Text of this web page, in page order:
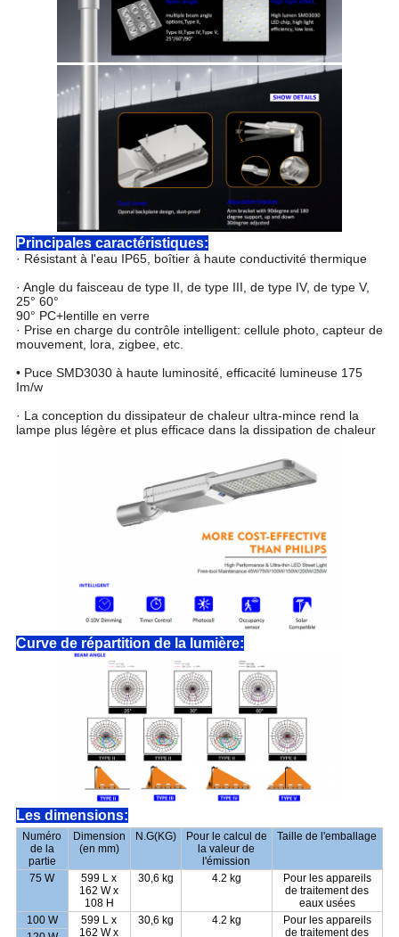
Principales caractéristiques:
· Résistant à l'eau IP65, boîtier à haute conductivité thermique
· Angle du faisceau de type II, de type III, de type IV, de type V,
25° 60°
90° PC+lentille en verre
· Prise en charge du contrôle intelligent: cellule photo, capteur de
mouvement, lora, zigbee, etc.
• Puce SMD3030 à haute luminosité, efficacité lumineuse 175
Im/w
· La conception du dissipateur de chaleur ultra-mince rend la
lampe plus légère et plus efficace dans la dissipation de chaleur
Curve de répartition de la lumière:
Les dimensions:
Numéro
de la
partie
Dimension
(en mm)
N.G(KG)
Pour le calcul de
la valeur de
l'émission
Taille de l'emballage
75 W
599 L x
162 W x
108 H
30,6 kg 4.2 kg
Pour les appareils
de traitement des
eaux usées
100 W
599 L x
162 W x
30,6 kg 4.2 kg
Pour les appareils
de traitement des